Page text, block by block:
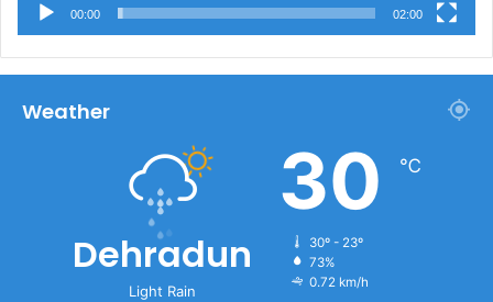
00:00 02:00
Weather
Dehradun
Light Rain
30 ℃
30º - 23º
73%
0.72 km/h